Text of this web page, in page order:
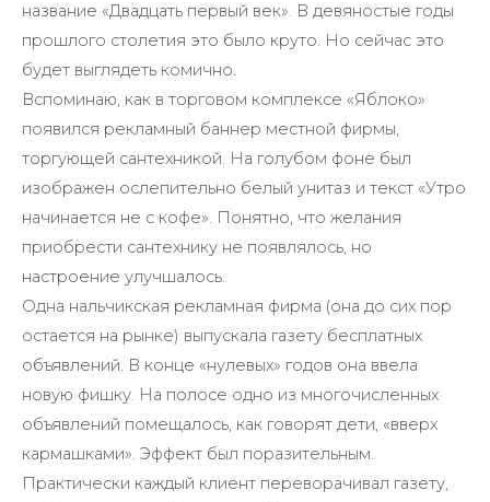
название «Двадцать первый век». В девяностые годы
прошлого столетия это было круто. Но сейчас это
будет выглядеть комично.
Вспоминаю, как в торговом комплексе «Яблоко»
появился рекламный баннер местной фирмы,
торгующей сантехникой. На голубом фоне был
изображен ослепительно белый унитаз и текст «Утро
начинается не с кофе». Понятно, что желания
приобрести сантехнику не появлялось, но
настроение улучшалось.
Одна нальчикская рекламная фирма (она до сих пор
остается на рынке) выпускала газету бесплатных
объявлений. В конце «нулевых» годов она ввела
новую фишку. На полосе одно из многочисленных
объявлений помещалось, как говорят дети, «вверх
кармашками». Эффект был поразительным.
Практически каждый клиент переворачивал газету,